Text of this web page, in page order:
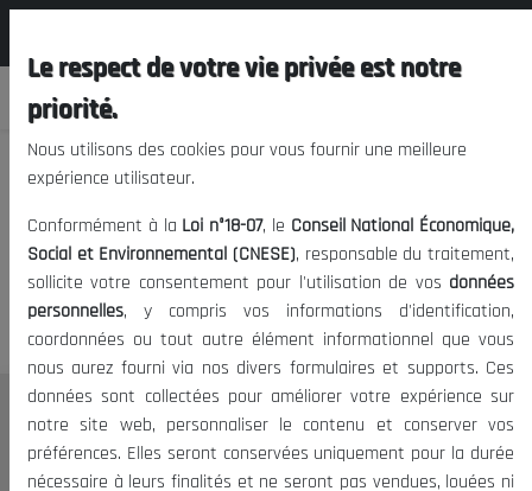
Nous vous prions de nous
excuser, mais l'accès à ce
contenu est restreint.
Le CNESE
A Propos
Le respect de votre vie privée est notre
priorité.
Nous utilisons des cookies pour vous fournir une meilleure
expérience utilisateur.
Conformément à la Loi n°18-07, le Conseil National Économique,
Social et Environnemental (CNESE), responsable du traitement,
sollicite votre consentement pour l'utilisation de vos données
personnelles, y compris vos informations d'identification,
coordonnées ou tout autre élément informationnel que vous
nous aurez fourni via nos divers formulaires et supports. Ces
données sont collectées pour améliorer votre expérience sur
notre site web, personnaliser le contenu et conserver vos
préférences. Elles seront conservées uniquement pour la durée
nécessaire à leurs finalités et ne seront pas vendues, louées ni